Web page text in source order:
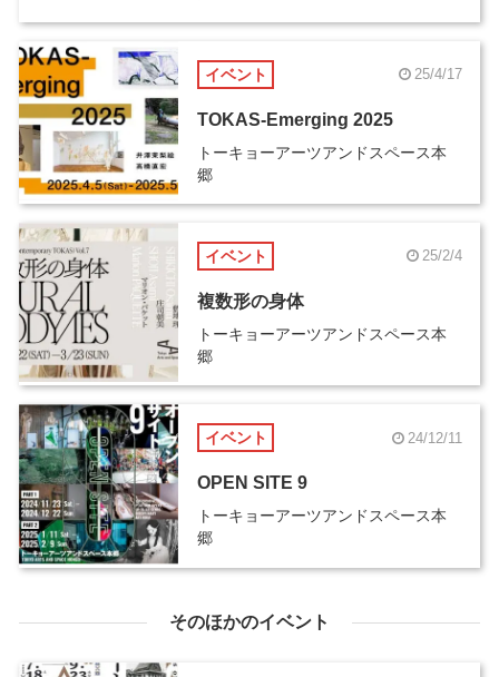
イベント 25/4/17
TOKAS-Emerging 2025
トーキョーアーツアンドスペース本
郷
イベント 25/2/4
複数形の身体
トーキョーアーツアンドスペース本
郷
イベント 24/12/11
OPEN SITE 9
トーキョーアーツアンドスペース本
郷
そのほかのイベント